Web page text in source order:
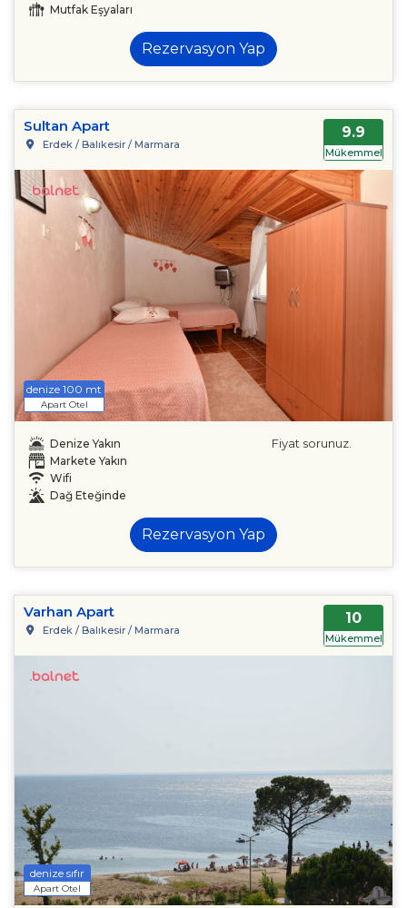
Mutfak Eşyaları
Rezervasyon Yap
Sultan Apart
Erdek / Balıkesir / Marmara
9.9
Mükemmel
denize 100 mt
Apart Otel
Denize Yakın
Markete Yakın
Wifi
Dağ Eteğinde
Fiyat sorunuz.
Rezervasyon Yap
Varhan Apart
Erdek / Balıkesir / Marmara
10
Mükemmel
denize sıfır
Apart Otel